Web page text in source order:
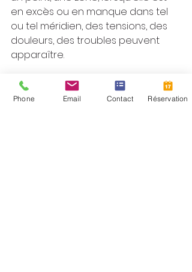
en excès ou en manque dans tel
ou tel méridien, des tensions, des
douleurs, des troubles peuvent
apparaître.
🌀 Comment je peux vous
aider ?
Phone Email Contact Réservation